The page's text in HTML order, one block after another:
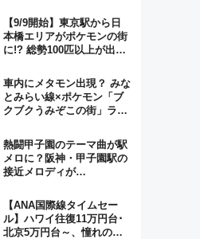
【9/9開始】東京駅から日
本橋エリアがポケモンの街
に!? 総勢100匹以上が出現
格謎解き・グッズ情報まと
め
車内にメタモン出現？ みな
とみらい線×ポケモン「ブ
クブクうみぞこの街」ラッ
この夏は直通列車で横浜
へ！
熱闘甲子園のテーマ曲が駅
メロに？阪神・甲子園駅の
接近メロディが
実アレンジの特別仕様へ、
8月5日始発から
【ANA国際線タイムセー
ル】ハワイ往復11万円台･
北京5万円台～、憧れのビ